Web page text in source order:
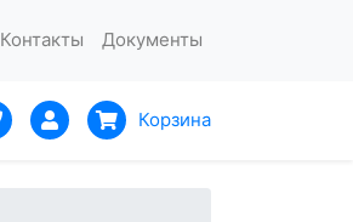
Контакты Документы
Корзина